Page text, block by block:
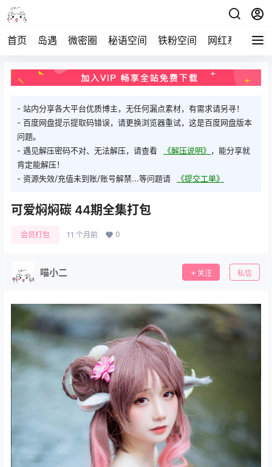
首页 岛遇 微密圈 秘语空间 铁粉空间 网红系列 打
- 站内分享各大平台优质博主，无任何漏点素材，有需求请另寻！
- 百度网盘提示提取码错误，请更换浏览器重试，这是百度网盘版本
问题。
- 遇见解压密码不对、无法解压，请查看
《解压说明》 ，能分享就
肯定能解压！
- 资源失效/充值未到账/账号解禁...等问题请
《提交工单》
可爱焖焖碳 44期全集打包
会员打包 11 个月前 0
喵小二 关注 私信